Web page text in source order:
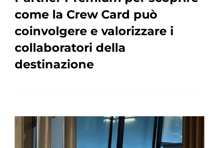
come la Crew Card può
coinvolgere e valorizzare i
collaboratori della
destinazione